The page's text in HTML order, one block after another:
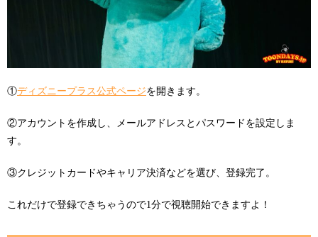
①ディズニープラス公式ページを開きます。
②アカウントを作成し、メールアドレスとパスワードを設定しま
す。
③クレジットカードやキャリア決済などを選び、登録完了。
これだけで登録できちゃうので1分で視聴開始できますよ！